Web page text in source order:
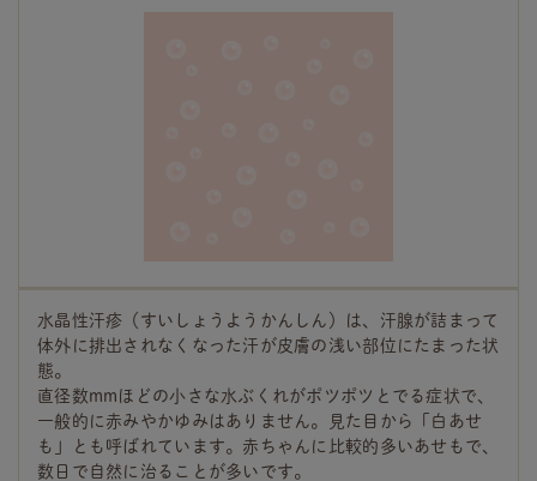
水晶性汗疹（すいしょうようかんしん）は、汗腺が詰まって
体外に排出されなくなった汗が皮膚の浅い部位にたまった状
態。
直径数mmほどの小さな水ぶくれがポツポツとでる症状で、
一般的に赤みやかゆみはありません。見た目から「白あせ
も」とも呼ばれています。赤ちゃんに比較的多いあせもで、
数日で自然に治ることが多いです。